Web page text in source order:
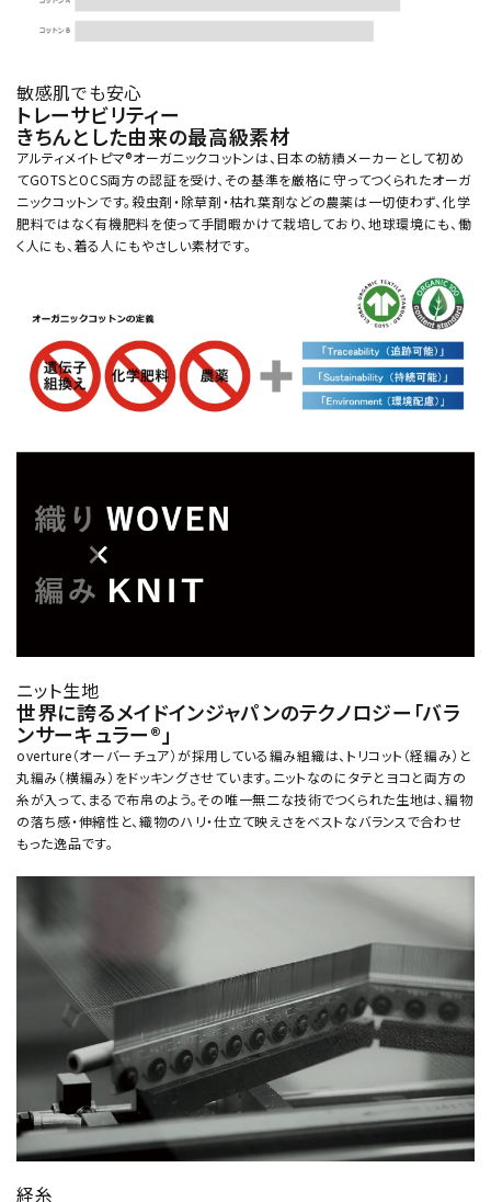
敏感肌でも安心
トレーサビリティー
きちんとした由来の最高級素材
アルティメイトピマ®オーガニックコットンは、日本の紡績メーカーとして初め
てGOTSとOCS両方の認証を受け、その基準を厳格に守ってつくられたオーガ
ニックコットンです。殺虫剤・除草剤・枯れ葉剤などの農薬は一切使わず、化学
肥料ではなく有機肥料を使って手間暇かけて栽培しており、地球環境にも、働
く人にも、着る人にもやさしい素材です。
ニット生地
世界に誇るメイドインジャパンのテクノロジー「バラ
ンサーキュラー®」
overture（オーバーチュア）が採用している編み組織は、トリコット（経編み）と
丸編み（横編み）をドッキングさせています。ニットなのにタテとヨコと両方の
糸が入って、まるで布帛のよう。その唯一無二な技術でつくられた生地は、編物
の落ち感・伸縮性と、織物のハリ・仕立て映えさをベストなバランスで合わせ
もった逸品です。
経糸